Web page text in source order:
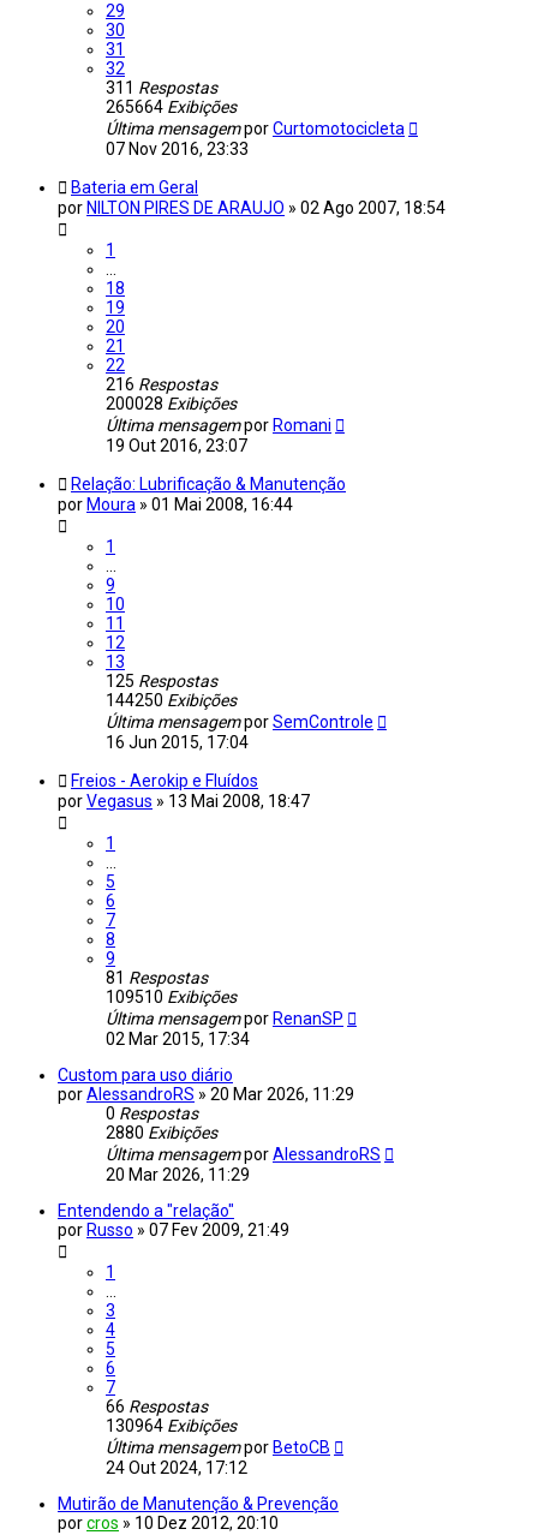
29
30
31
32
311 Respostas
265664 Exibições
Última mensagemporCurtomotocicleta
07 Nov 2016, 23:33
Bateria em Geral
por NILTON PIRES DE ARAUJO » 02 Ago 2007, 18:54
1
…
18
19
20
21
22
216 Respostas
200028 Exibições
Última mensagempor Romani
19 Out 2016, 23:07
Relação: Lubrificação & Manutenção
por Moura » 01 Mai 2008, 16:44
1
…
9
10
11
12
13
125 Respostas
144250 Exibições
Última mensagemporSemControle
16 Jun 2015, 17:04
Freios - Aerokip e Fluídos
porVegasus » 13 Mai 2008, 18:47
1
…
5
6
7
8
9
81 Respostas
109510 Exibições
Última mensagempor RenanSP
02 Mar 2015, 17:34
Custom para uso diário
porAlessandroRS » 20 Mar 2026, 11:29
0 Respostas
2880 Exibições
Última mensagemporAlessandroRS
20 Mar 2026, 11:29
Entendendo a "relação"
por Russo » 07 Fev 2009, 21:49
1
…
3
4
5
6
7
66 Respostas
130964 Exibições
Última mensagempor BetoCB
24 Out 2024, 17:12
Mutirão de Manutenção & Prevenção
porcros » 10 Dez 2012, 20:10